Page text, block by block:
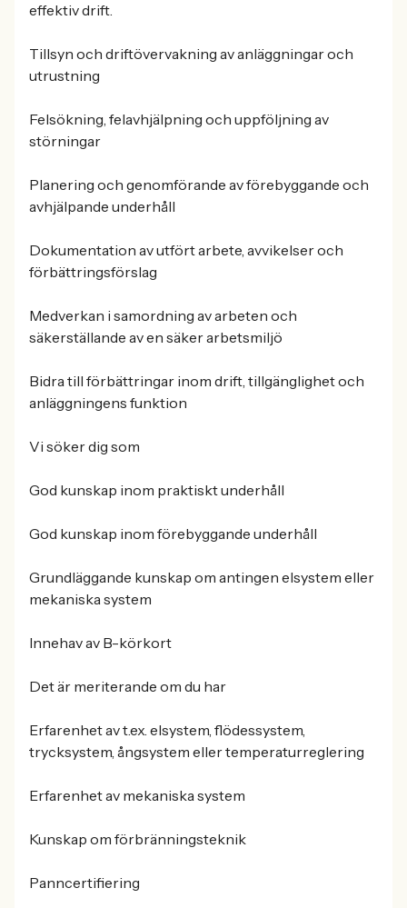
effektiv drift.
Tillsyn och driftövervakning av anläggningar och
utrustning
Felsökning, felavhjälpning och uppföljning av
störningar
Planering och genomförande av förebyggande och
avhjälpande underhåll
Dokumentation av utfört arbete, avvikelser och
förbättringsförslag
Medverkan i samordning av arbeten och
säkerställande av en säker arbetsmiljö
Bidra till förbättringar inom drift, tillgänglighet och
anläggningens funktion
Vi söker dig som
God kunskap inom praktiskt underhåll
God kunskap inom förebyggande underhåll
Grundläggande kunskap om antingen elsystem eller
mekaniska system
Innehav av B-körkort
Det är meriterande om du har
Erfarenhet av t.ex. elsystem, flödessystem,
trycksystem, ångsystem eller temperaturreglering
Erfarenhet av mekaniska system
Kunskap om förbränningsteknik
Panncertifiering